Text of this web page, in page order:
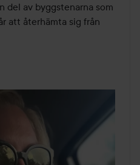
del av byggstenarna som
att återhämta sig från